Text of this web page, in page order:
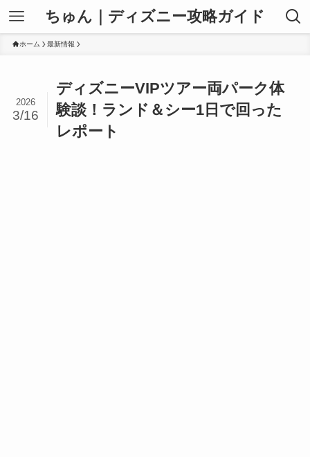
ちゅん｜ディズニー攻略ガイド
ホーム 最新情報
ディズニーVIPツアー両パーク体
験談！ランド＆シー1日で回った
レポート
2026
3/16